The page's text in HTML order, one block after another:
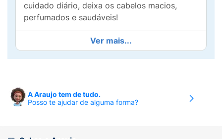
cuidado diário, deixa os cabelos macios,
perfumados e saudáveis!
Ver mais...
A Araujo tem de tudo.
Posso te ajudar de alguma forma?